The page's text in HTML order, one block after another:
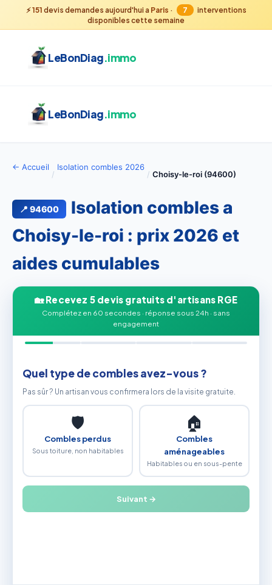
⚡151 devis demandes aujourd'hui a Paris · 7
interventions
disponibles cette semaine
LeBonDiag.immo
LeBonDiag.immo
← Accueil
/
Isolation combles 2026
/ Choisy-le-roi (94600)
📍 94600
Isolation combles a
Choisy-le-roi : prix 2026 et
aides cumulables
🏡 Recevez 5 devis gratuits d'artisans RGE
Complétez en 60 secondes · réponse sous 24h · sans
engagement
Quel type de combles avez-vous ?
Pas sûr ? Un artisan vous confirmera lors de la visite gratuite.
🛡
Combles perdus
Sous toiture, non habitables
🏠
Combles
aménageables
Habitables ou en sous-pente
Suivant →